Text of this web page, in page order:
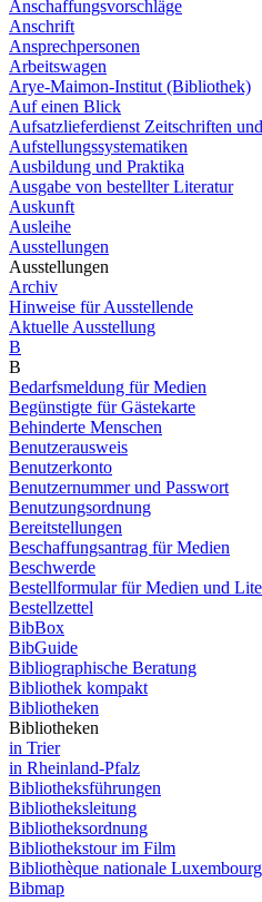
Anschaffungsvorschläge
Anschrift
Ansprechpersonen
Arbeitswagen
Arye-Maimon-Institut (Bibliothek)
Auf einen Blick
Aufsatzlieferdienst Zeitschriften
Aufstellungssystematiken
Ausbildung und Praktika
Ausgabe von bestellter Literatur
Auskunft
Ausleihe
Ausstellungen
Ausstellungen
Archiv
Hinweise für Ausstellende
Aktuelle Ausstellung
B
B
Bedarfsmeldung für Medien
Begünstigte für Gästekarte
Behinderte Menschen
Benutzerausweis
Benutzerkonto
Benutzernummer und Passwort
Benutzungsordnung
Bereitstellungen
Beschaffungsantrag für Medien
Beschwerde
Bestellformular für Medien und
Bestellzettel
BibBox
BibGuide
Bibliographische Beratung
Bibliothek kompakt
Bibliotheken
Bibliotheken
in Trier
in Rheinland-Pfalz
Bibliotheksführungen
Bibliotheksleitung
Bibliotheksordnung
Bibliothekstour im Film
Bibliothèque nationale Luxembourg
Bibmap